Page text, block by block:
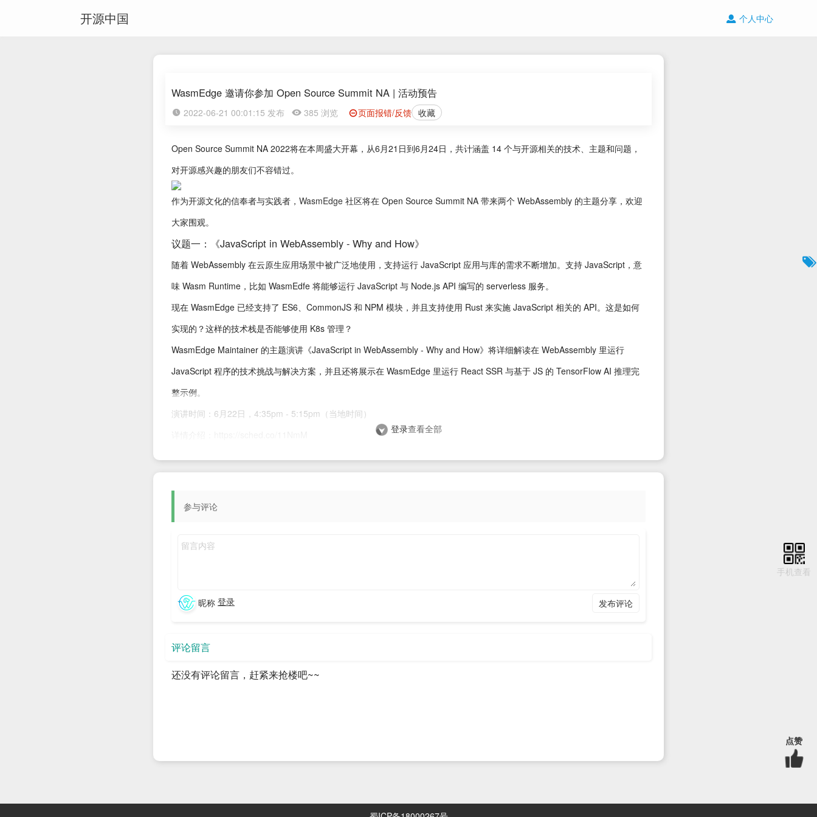
开源中国 个人中心
WasmEdge 邀请你参加 Open Source Summit NA | 活动预告
2022-06-21 00:01:15 发布 385 浏览 页面报错/反馈 收藏
点赞
Open Source Summit NA 2022将在本周盛大开幕，从6月21日到6月24日，共计涵盖 14 个与开源相关的技术、主题和问题，
对开源感兴趣的朋友们不容错过。
作为开源文化的信奉者与实践者， WasmEdge 社区将在 Open Source Summit NA 带来两个 WebAssembly 的主题分享，欢迎
大家围观。
议题一：《JavaScript in WebAssembly - Why and How》
随着 WebAssembly 在云原生应用场景中被广泛地使用，支持运行 JavaScript 应用与库的需求不断增加。支持 JavaScript，意
味 Wasm Runtime，比如 WasmEdfe 将能够运行 JavaScript 与 Node.js API 编写的 serverless 服务。
现在 WasmEdge 已经支持了 ES6、CommonJS 和 NPM 模块，并且支持使用 Rust 来实施 JavaScript 相关的 API。这是如何
实现的？这样的技术栈是否能够使用 K8s 管理？
WasmEdge Maintainer 的主题演讲《JavaScript in WebAssembly - Why and How》将详细解读在 WebAssembly 里运行
JavaScript 程序的技术挑战与解决方案，并且还将展示在 WasmEdge 里运行 React SSR 与基于 JS 的 TensorFlow AI 推理完
整示例。
演讲时间：6月22日，4:35pm - 5:15pm（当地时间）
和计算能力有限的环境中使用。
WasmEdge 作为云原生最具代表性的 WebAssembly Runtime，将如何作为轻量级容器融入 K8s 生态中？与现有容器是什么关
Liquid Reply 的 Co-founder Max Körbächer 的主题演讲《With WasmEdge to New Shores 》将从如何使用 WasmEdge 并实
现一个简单的应用程序开始。 然后他将解读 WasmEdge 的行为以及从中可以衍生出哪些用例。 最后，Max Körbächer 将对
演讲时间：6月24日，4:50pm - 5:30pm（当地时间）
详情介绍： https://sched.co/11NuU
登录查看全部
参与评论
昵称 登录 发布评论
评论留言
还没有评论留言，赶紧来抢楼吧~~
手机查看